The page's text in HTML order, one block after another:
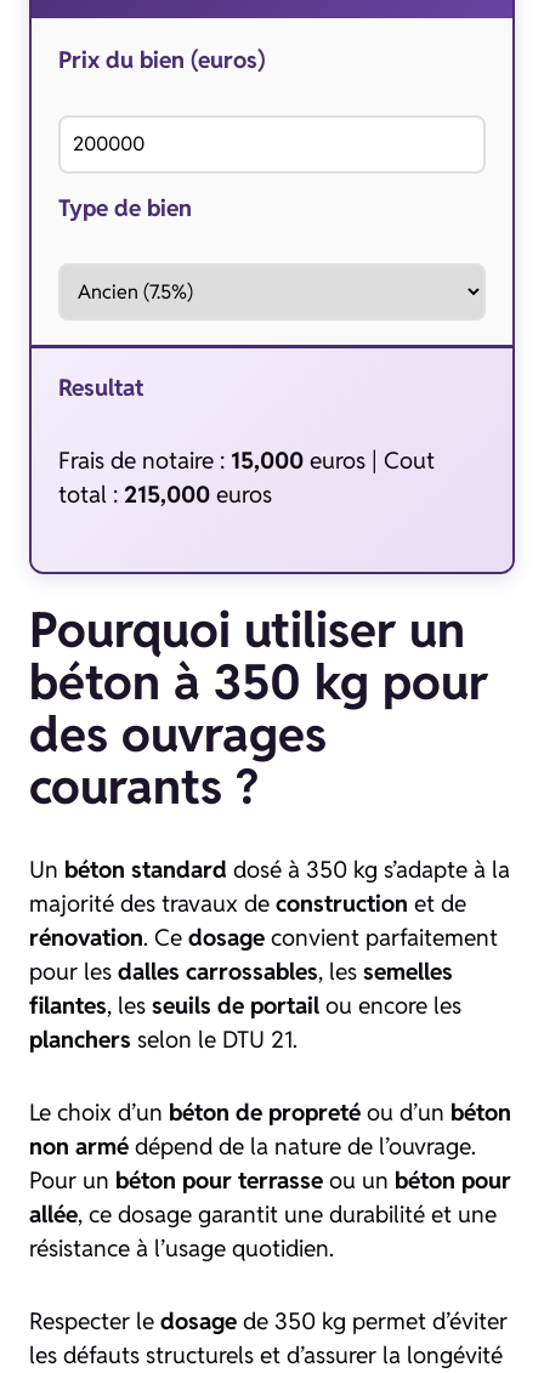
Prix du bien (euros)
Type de bien
Resultat
Frais de notaire : 15,000 euros | Cout
total : 215,000 euros
Pourquoi utiliser un
béton à 350 kg pour
des ouvrages
courants ?
Un béton standard dosé à 350 kg s’adapte à la
majorité des travaux de construction et de
rénovation. Ce dosage convient parfaitement
pour les dalles carrossables, les semelles
filantes, les seuils de portail ou encore les
planchers selon le DTU 21.
Le choix d’un béton de propreté ou d’un béton
non armé dépend de la nature de l’ouvrage.
Pour un béton pour terrasse ou un béton pour
allée, ce dosage garantit une durabilité et une
résistance à l’usage quotidien.
Respecter le dosage de 350 kg permet d’éviter
les défauts structurels et d’assurer la longévité